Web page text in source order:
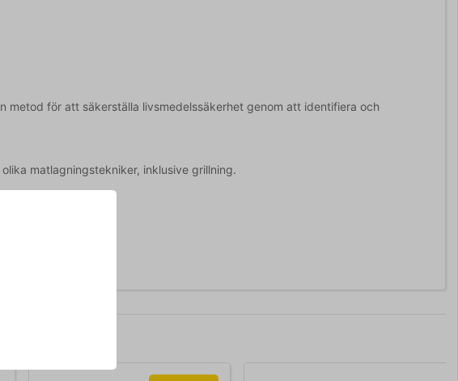
metod för att säkerställa livsmedelssäkerhet genom att identifiera och
matlagningstekniker, inklusive grillning.